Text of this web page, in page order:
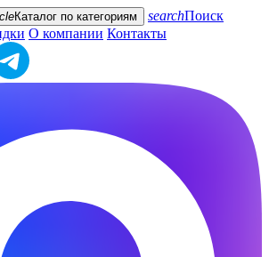
Каталог по категориям searchПоиск
О компании Контакты